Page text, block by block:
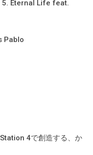
5. Eternal Life feat.
Pablo
4で創造する、か